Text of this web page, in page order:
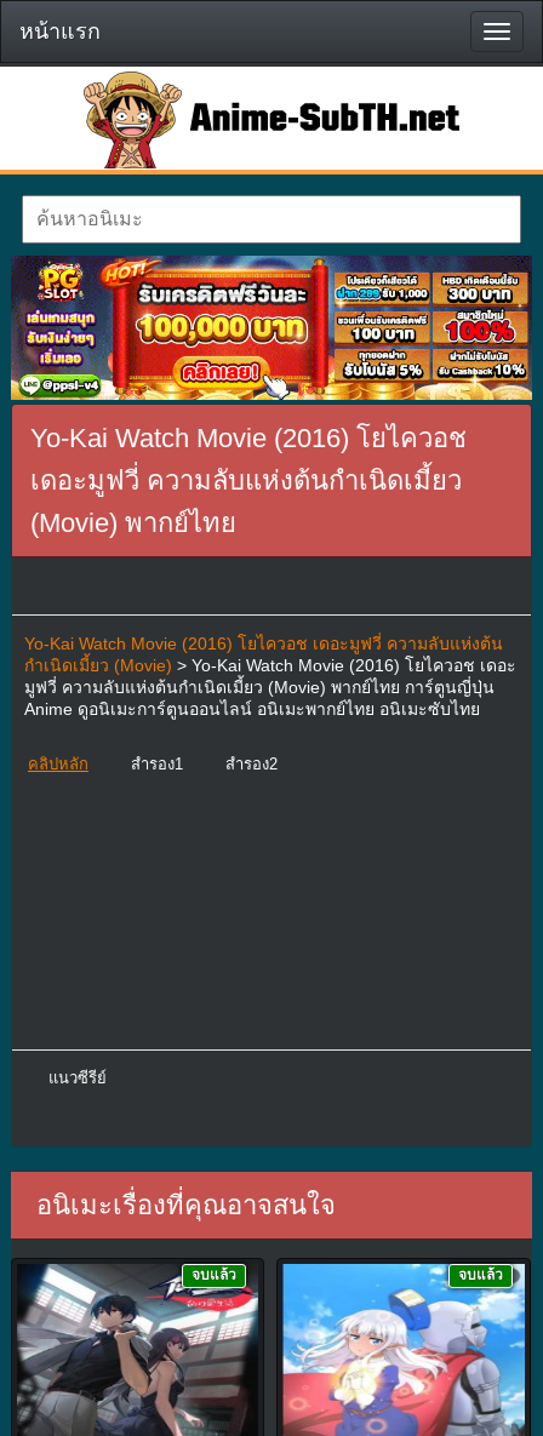
หน้า
แรก
หน้าแรก
Yo-Kai Watch Movie (2016) โยไควอช
เดอะมูฟวี่ ความลับแห่งต้นกำเนิดเมี้ยว
(Movie) พากย์ไทย
Yo-Kai Watch Movie (2016) โยไควอช เดอะมูฟวี่ ความลับแห่งต้น
กำเนิดเมี้ยว (Movie) > Yo-Kai Watch Movie (2016) โยไควอช เดอะ
มูฟวี่ ความลับแห่งต้นกำเนิดเมี้ยว (Movie) พากย์ไทย การ์ตูนญี่ปุ่น
Anime ดูอนิเมะการ์ตูนออนไลน์ อนิเมะพากย์ไทย อนิเมะซับไทย
คลิปหลัก สำรอง1 สำรอง2
แนวซีรีย์
อนิเมะเรื่องที่คุณอาจสนใจ
จบแล้ว จบแล้ว